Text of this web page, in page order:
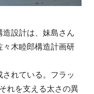
設計は、妹島さん
々木睦郎構造計画研
れている。フラッ
れを支える太さの異